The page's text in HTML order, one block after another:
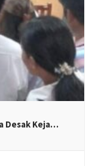
Desak Keja…